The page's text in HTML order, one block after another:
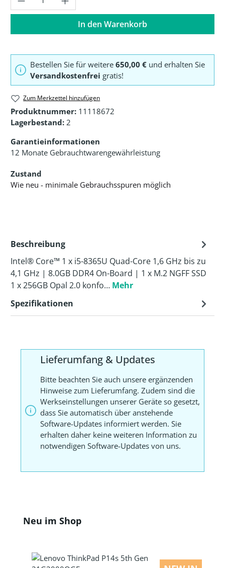
In den Warenkorb
Bestellen Sie für weitere 650,00 € und erhalten Sie
Versandkostenfrei gratis!
Zum Merkzettel hinzufügen
Produktnummer: 11118672
Lagerbestand: 2
Garantieinformationen
12 Monate Gebrauchtwarengewährleistung
Zustand
Wie neu - minimale Gebrauchsspuren möglich
Beschreibung
Intel® Core™ 1 x i5-8365U Quad-Core 1,6 GHz bis zu
4,1 GHz | 8.0GB DDR4 On-Board | 1 x M.2 NGFF SSD
1 x 256GB Opal 2.0 konfo… Mehr
Spezifikationen
Lieferumfang & Updates
Bitte beachten Sie auch unsere ergänzenden
Hinweise zum Lieferumfang. Zudem sind die
Werkseinstellungen unserer Geräte so gesetzt,
dass Sie automatisch über anstehende
Software-Updates informiert werden. Sie
erhalten daher keine weiteren Information zu
notwendigen Software-Updates von uns.
Produktgalerie überspringen
Neu im Shop